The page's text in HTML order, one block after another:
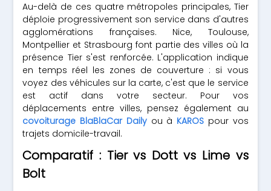
Au-delà de ces quatre métropoles principales, Tier
déploie progressivement son service dans d'autres
agglomérations françaises. Nice, Toulouse,
Montpellier et Strasbourg font partie des villes où la
présence Tier s'est renforcée. L'application indique
en temps réel les zones de couverture : si vous
voyez des véhicules sur la carte, c'est que le service
est actif dans votre secteur. Pour vos
déplacements entre villes, pensez également au
covoiturage BlaBlaCar Dailyou à KAROS pour vos
trajets domicile-travail.
Comparatif : Tier vs Dott vs Lime vs
Bolt